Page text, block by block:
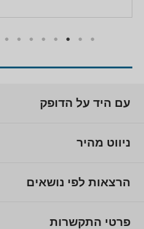
עם היד על הדופק
ניווט מהיר
הרצאות לפי נושאים
פרטי התקשרות